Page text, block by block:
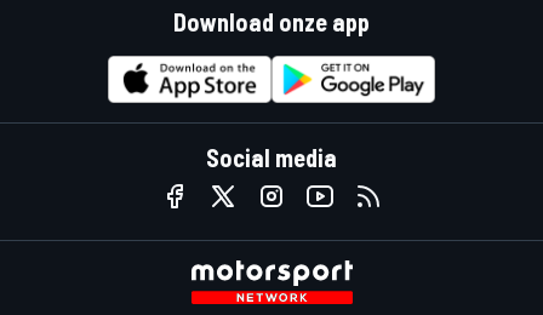
Download onze app
Social media